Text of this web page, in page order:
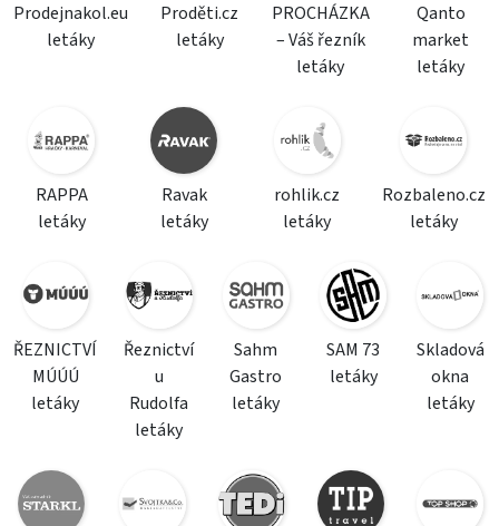
Prodejnakol.eu
letáky
Proděti.cz
letáky
PROCHÁZKA
– Váš řezník
letáky
Qanto
market
letáky
RAPPA
letáky
Ravak
letáky
rohlik.cz
letáky
Rozbaleno.cz
letáky
ŘEZNICTVÍ
MÚÚÚ
letáky
Řeznictví
u
Rudolfa
letáky
Sahm
Gastro
letáky
SAM 73
letáky
Skladová
okna
letáky